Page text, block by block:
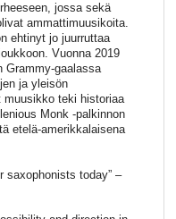
jossa sekä
ammattimuusikoita.
ehtinyt jo juurruttaa
Vuonna 2019
Grammy-gaalassa
ja yleisön
teki historiaa
Monk -palkinnon
etelä-amerikkalaisena
saxophonists today” –